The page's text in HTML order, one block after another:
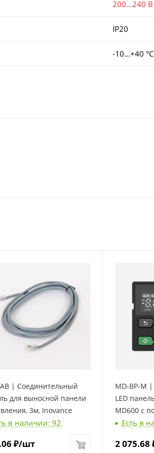
200…240 В
IP20
-10…+40 °С
| Соединительный
для выносной панели
3м, Inovance
в наличии: 92
₽/шт
MD-BP-M
LED
MD600 с
нужен
Есть в
2 075.68